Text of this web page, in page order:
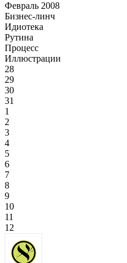
Февраль 2008
Бизнес-линч
Идиотека
Рутина
Процесс
Иллюстрации
28
29
30
31
1
2
3
4
5
6
7
8
9
10
11
12